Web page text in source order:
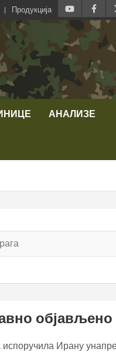
Продукција
АНАЛИЗЕ
објављено
испоручила Ирану